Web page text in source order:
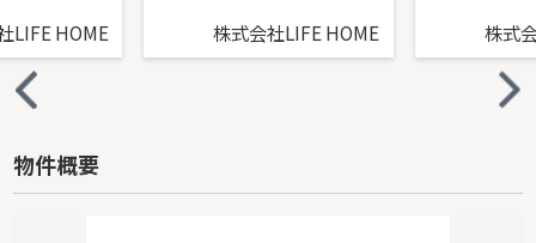
LIFE HOME
株式会社LIFE HOME
株式
物件概要